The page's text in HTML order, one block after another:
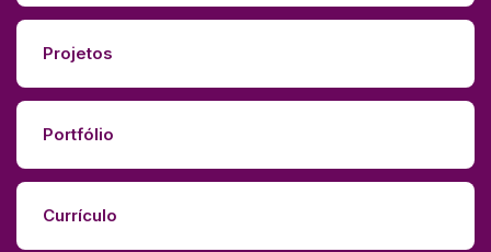
Projetos
Portfólio
Currículo